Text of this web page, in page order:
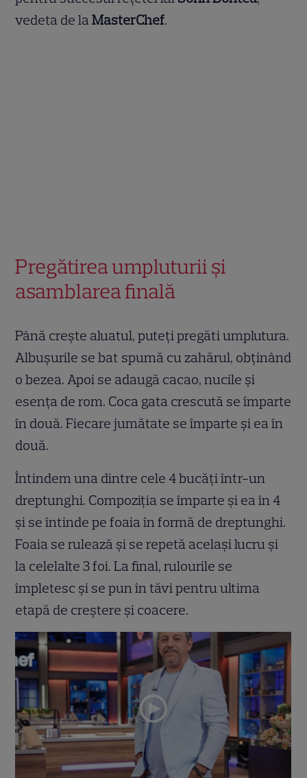
vedeta de laMasterChef.
Pregătirea umpluturii și
asamblarea finală
Până crește aluatul, puteți pregăti umplutura.
Albușurile se bat spumă cu zahărul, obținând
o bezea. Apoi se adaugă cacao, nucile și
esența de rom. Coca gata crescută se împarte
în două. Fiecare jumătate se împarte și ea în
două.
Întindem una dintre cele 4 bucăți într-un
dreptunghi. Compoziția se împarte și ea în 4
și se întinde pe foaia în formă de dreptunghi.
Foaia se rulează și se repetă același lucru și
la celelalte 3 foi. La final, rulourile se
împletesc și se pun în tăvi pentru ultima
etapă de creștere și coacere.